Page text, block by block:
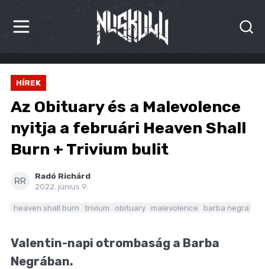
HÍREK
KRITIKÁK
BESZÁMOLÓK
INTERJÚK
PREMIEREK
BLOG
HÍREK
Az Obituary és a Malevolence
nyitja a februári Heaven Shall
Burn + Trivium bulit
RR
Radó Richárd
2022. június 9.
heaven shall burn trivium obituary malevolence barba negra
Valentin-napi otrombaság a Barba
Negrában.